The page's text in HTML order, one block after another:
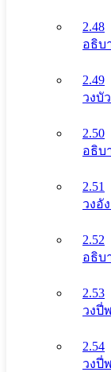
2.48
อธิบ
2.49
วงบั
2.50
อธิบ
2.51
วงอั
2.52
อธิบ
2.53
วงปี่
2.54
วงปี่